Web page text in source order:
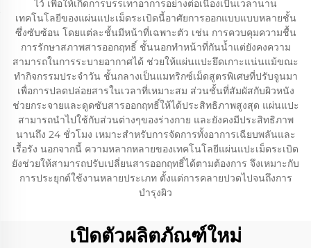
ไว้ เพื่อให้เกิดการบรรเทาอาการอย่างต่อเนื่องเป็นเวลานาน
เทคโนโลยีของแผ่นแปะเม็ดระเบิดนี้อาศัยการออกแบบแบบหลายชั้น
ซึ่งซับซ้อน โดยแต่ละชั้นมีหน้าที่เฉพาะตัว เช่น การควบคุมความชื้น
การรักษาสภาพสารออกฤทธิ์ ชั้นนอกทำหน้าที่กันน้ำแต่ยังคงความ
สามารถในการระบายอากาศได้ ช่วยให้แผ่นแปะยึดเกาะแน่นแม้ขณะ
ทำกิจกรรมประจำวัน ชั้นกลางเป็นแมทริกซ์เม็ดสูตรพิเศษที่ปรับจูนมา
เพื่อการปลดปล่อยสารในเวลาที่เหมาะสม ส่วนชั้นที่สัมผัสกับผิวหนัง
ช่วยกระจายและดูดซับสารออกฤทธิ์ให้ได้ประสิทธิภาพสูงสุด แผ่นแปะ
สามารถนำไปใช้กับส่วนต่างๆของร่างกาย และยังคงมีประสิทธิภาพ
นานถึง 24 ชั่วโมง เหมาะสำหรับการจัดการทั้งอาการเฉียบพลันและ
เรื้อรัง นอกจากนี้ ความหลากหลายของเทคโนโลยีแผ่นแปะเม็ดระเบิด
ยังช่วยให้สามารถปรับเปลี่ยนสารออกฤทธิ์ได้ตามต้องการ จึงเหมาะกับ
การประยุกต์ใช้งานหลายประเภท ตั้งแต่การคลายปวดไปจนถึงการ
บำรุงผิว
เปิดตัวผลิตภัณฑ์ใหม่